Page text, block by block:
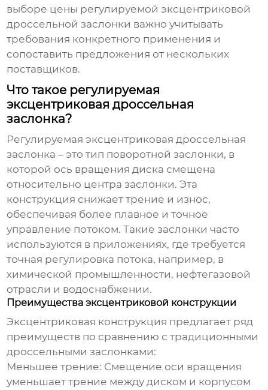
выборе цены регулируемой эксцентриковой
дроссельной заслонки важно учитывать
требования конкретного применения и
сопоставить предложения от нескольких
поставщиков.
Что такое регулируемая
эксцентриковая дроссельная
заслонка?
Регулируемая эксцентриковая дроссельная
заслонка – это тип поворотной заслонки, в
которой ось вращения диска смещена
относительно центра заслонки. Эта
конструкция снижает трение и износ,
обеспечивая более плавное и точное
управление потоком. Такие заслонки часто
используются в приложениях, где требуется
точная регулировка потока, например, в
химической промышленности, нефтегазовой
отрасли и водоснабжении.
Преимущества эксцентриковой конструкции
Эксцентриковая конструкция предлагает ряд
преимуществ по сравнению с традиционными
дроссельными заслонками:
Меньшее трение: Смещение оси вращения
уменьшает трение между диском и корпусом